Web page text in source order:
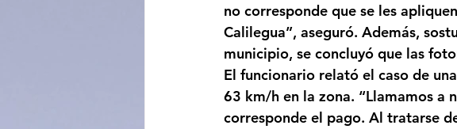
no corresponde que se les
Calilegua”, aseguró. Además,
municipio, se concluyó que las
El funcionario relató el caso de
63 km/h en la zona. “Llamamos a
corresponde el pago. Al tratarse